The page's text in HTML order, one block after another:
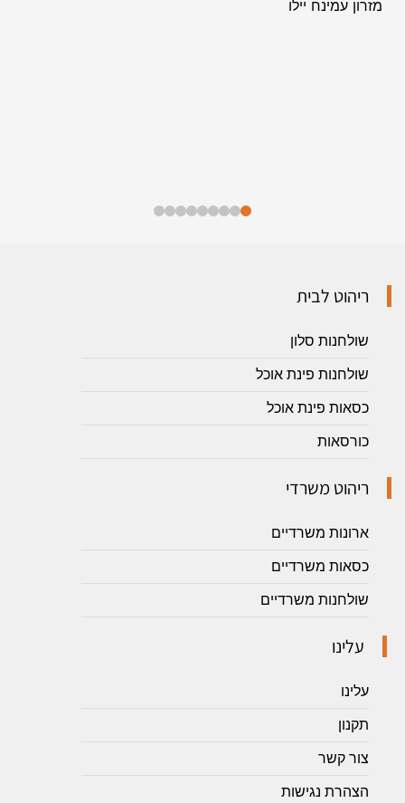
מזרון עמינח יילו
ריהוט לבית
שולחנות סלון
שולחנות פינת אוכל
כסאות פינת אוכל
כורסאות
ריהוט משרדי
ארונות משרדיים
כסאות משרדיים
שולחנות משרדיים
עלינו
עלינו
תקנון
צור קשר
הצהרת נגישות